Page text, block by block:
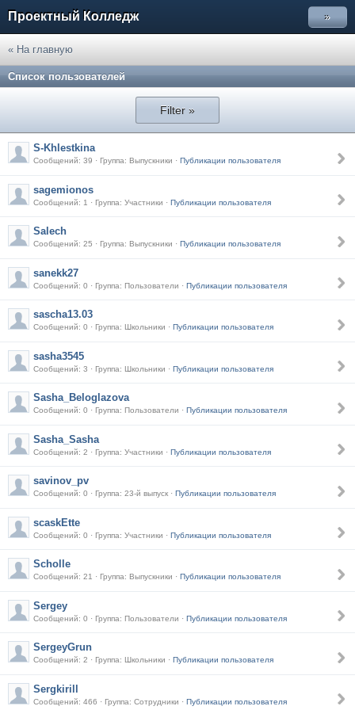
Проектный Колледж »
« На главную
Список пользователей
Filter »
S-Khlestkina
Сообщений: 39 · Группа: Выпускники · Публикации пользователя
sagemionos
Сообщений: 1 · Группа: Участники · Публикации пользователя
Salech
Сообщений: 25 · Группа: Выпускники · Публикации пользователя
sanekk27
Сообщений: 0 · Группа: Пользователи · Публикации пользователя
sascha13.03
Сообщений: 0 · Группа: Школьники · Публикации пользователя
sasha3545
Сообщений: 3 · Группа: Школьники · Публикации пользователя
Sasha_Beloglazova
Сообщений: 0 · Группа: Пользователи · Публикации пользователя
Sasha_Sasha
Сообщений: 2 · Группа: Участники · Публикации пользователя
savinov_pv
Сообщений: 0 · Группа: 23-й выпуск · Публикации пользователя
scaskEtte
Сообщений: 0 · Группа: Участники · Публикации пользователя
Scholle
Сообщений: 21 · Группа: Выпускники · Публикации пользователя
Sergey
Сообщений: 0 · Группа: Пользователи · Публикации пользователя
SergeyGrun
Сообщений: 2 · Группа: Школьники · Публикации пользователя
Sergkirill
Сообщений: 466 · Группа: Сотрудники · Публикации пользователя